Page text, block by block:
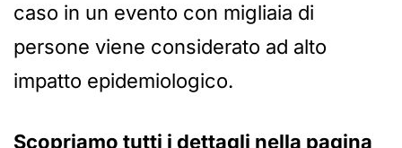
caso in un evento con migliaia di
persone viene considerato ad alto
impatto epidemiologico.
Scopriamo tutti i dettagli nella pagina